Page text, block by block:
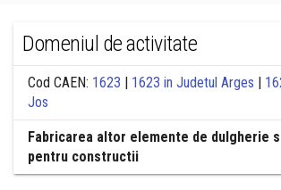
Domeniul de activitate
Cod CAEN: 1623 | 1623 in Judetul Arges |
Jos
Fabricarea altor elemente de dulgherie
pentru constructii